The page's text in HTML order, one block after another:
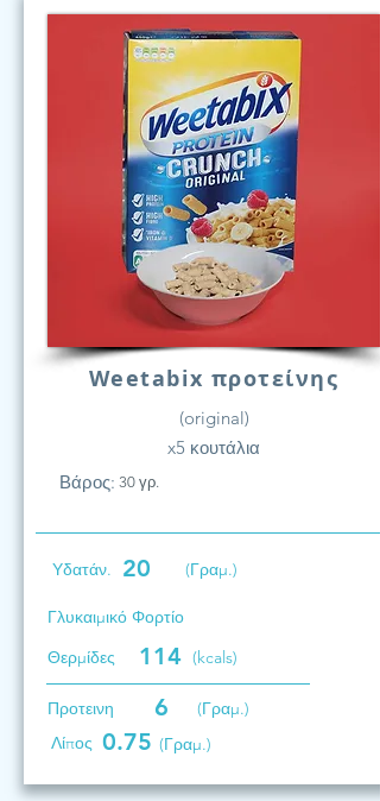
Weetabix προτείνης
(original)
x5 κουτάλια
Βάρος: 30 γρ.
Υδατάν. 20 (Γραμ.)
Γλυκαιμικό Φορτίο
Θερμίδες
114 (kcals)
Προτεινη 6
(Γραμ.)
Λίπος 0.75 (Γραμ.)